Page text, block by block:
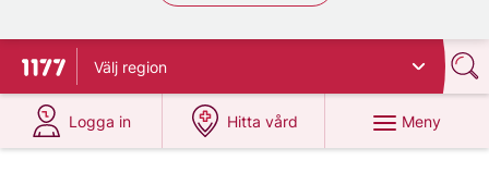
Till startsidan för 1177
Välj region
Logga in
på 1177.se
Hitta vård
på 1177.se
Meny